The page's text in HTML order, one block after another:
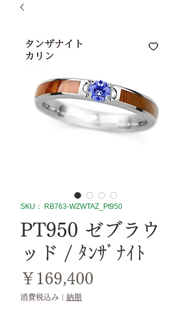
SKU： RB763-WZWTAZ_Pt950
PT950 ゼブラウ
ッド / ﾀﾝｻﾞﾅｲﾄ
￥169,400
消費税込み 納期